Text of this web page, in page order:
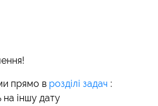
прямо в розділі задач :
на іншу дату